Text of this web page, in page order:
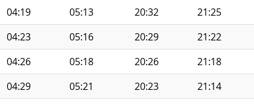
04:19 05:13 20:32 21:25
04:23 05:16 20:29 21:22
04:26 05:18 20:26 21:18
04:29 05:21 20:23 21:14